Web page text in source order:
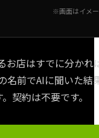
※画面はイメ
お店はすでに分かれ
名前でAIに聞いた結
契約は不要です。